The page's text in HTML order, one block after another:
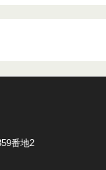
番地2